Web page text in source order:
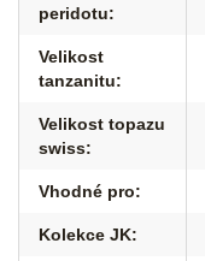
peridotu:
Velikost
tanzanitu:
Velikost topazu
swiss:
Vhodné pro:
Kolekce JK: